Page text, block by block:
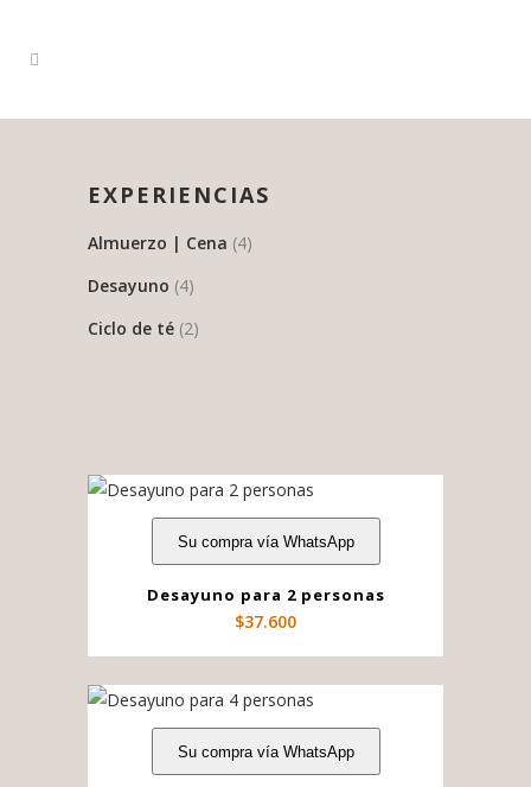
EXPERIENCIAS
Almuerzo | Cena (4)
Desayuno (4)
Ciclo de té (2)
Su compra vía WhatsApp
Desayuno para 2 personas
$37.600
Su compra vía WhatsApp